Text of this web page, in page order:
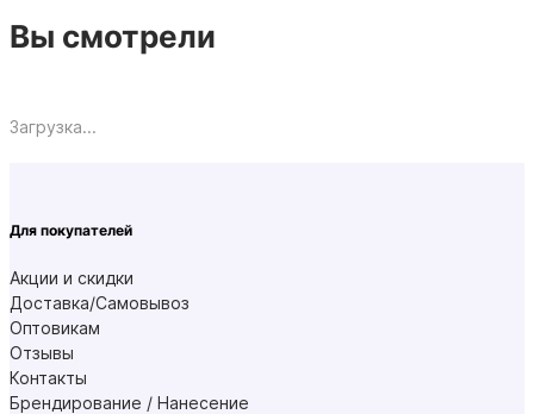
Вы смотрели
Загрузка...
Для покупателей
Акции и скидки
Доставка/Самовывоз
Оптовикам
Отзывы
Контакты
Брендирование / Нанесение